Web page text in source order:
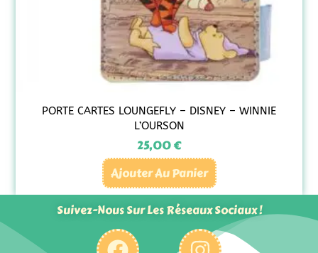
PORTE CARTES LOUNGEFLY – DISNEY – WINNIE
L’OURSON
25,00€
Ajouter Au Panier
Suivez-Nous Sur Les Réseaux Sociaux !